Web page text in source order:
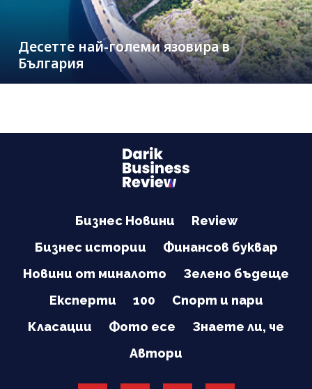
Десетте най-големи язовира в
България
Бизнес Новини
Review
Бизнес истории
Финансов буквар
Новини от миналото
Зелено бъдеще
Експерти
100
Спорт и пари
Класации
Фото есе
Знаете ли, че
Автори